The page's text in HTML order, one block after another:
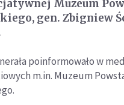
Muzeum
gen. Zbigniew
poinformowało w
m.in. Muzeum